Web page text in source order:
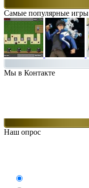
Самые популярные игры
Мы в Контакте
Наш опрос